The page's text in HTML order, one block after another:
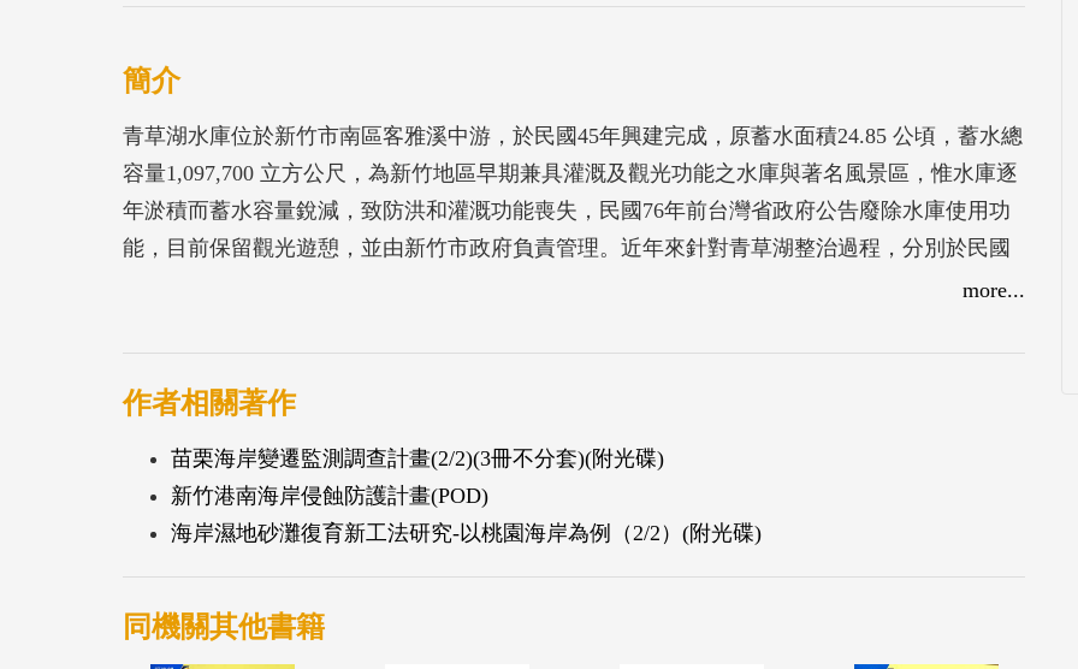
簡介
青草湖水庫位於新竹市南區客雅溪中游，於民國45年興建完成，原蓄水面積24.85 公頃，蓄水總
容量1,097,700 立方公尺，為新竹地區早期兼具灌溉及觀光功能之水庫與著名風景區，惟水庫逐
年淤積而蓄水容量銳減，致防洪和灌溉功能喪失，民國76年前台灣省政府公告廢除水庫使用功
能，目前保留觀光遊憩，並由新竹市政府負責管理。近年來針對青草湖整治過程，分別於民國
92年12月經濟部水利署完成「青草湖水庫重生規劃」、民國96年8月辦理「青草湖重生實施計
程既有構造物安全評估(溢洪道改善後蓄水前操作檢查)」等。
雖青草湖已喪失其防洪與水資源利用功能，且庫區上游係屬山谷地形，流域裸露之地層有上新
方量流失，加劇庫內庫容銳減，經統計至民國92年水庫容積僅剩完工時之8.68 %。
於防汛期青草湖水力排砂與上游泥砂入流歷線、下游客雅溪防洪減淤，及休閒景觀均與該水庫
泥砂變遷息息相關；故本計畫擬配合新竹市「青草湖重生實施計畫」針對青草湖水庫因砂率之
影響，洪峰削減及延滯出流效應均不明顯，喪失防洪功能，原有灌溉渠道進水口及排砂隧道均
已被淤泥覆蓋而無法操作，不具取水及排砂功能，水質受污染已呈優養狀態，水庫嚴重淤積致
more...
作者相關著作
苗栗海岸變遷監測調查計畫(2/2)(3冊不分套)(附光碟)
新竹港南海岸侵蝕防護計畫(POD)
海岸濕地砂灘復育新工法研究-以桃園海岸為例（2/2）(附光碟)
同機關其他書籍